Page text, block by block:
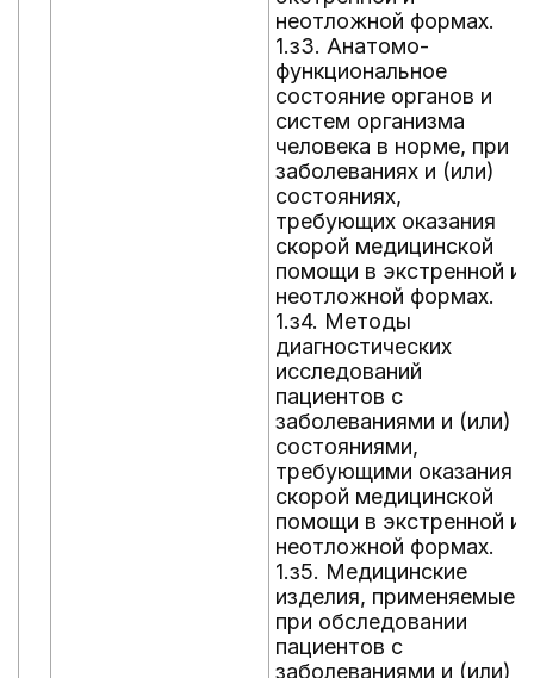
неотложной формах.
1.з3. Анатомо-
функциональное
состояние органов и
систем организма
человека в норме, при
заболеваниях и (или)
состояниях,
требующих оказания
скорой медицинской
помощи в экстренной и
неотложной формах.
1.з4. Методы
диагностических
исследований
пациентов с
заболеваниями и (или)
состояниями,
требующими оказания
скорой медицинской
помощи в экстренной и
неотложной формах.
1.з5. Медицинские
изделия, применяемые
при обследовании
пациентов с
заболеваниями и (или)